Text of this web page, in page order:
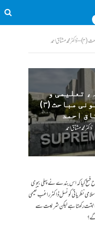
احمد
تعلیمی و
علمی سفر، آئینی و قانونی مباحث (۳)
احمد
ڈاکٹر محمد مشتاق احمد
فسخ کیا کہ اس بندے نے پہلی بیوی
نظریاتی کونسل ڈاکٹر راغب نعیمی
رکھتا ہے لیکن شریعت سے